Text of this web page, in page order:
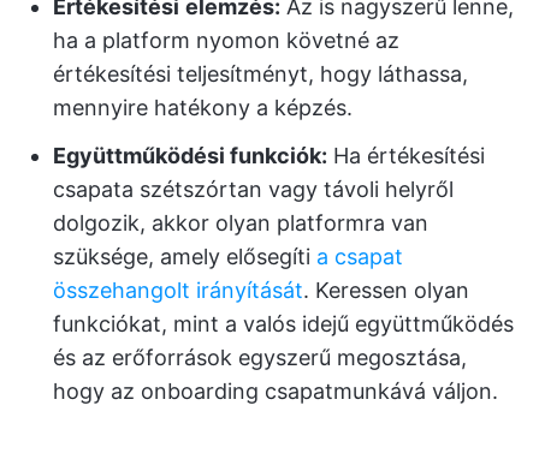
Értékesítési elemzés: Az is nagyszerű lenne,
ha a platform nyomon követné az
értékesítési teljesítményt, hogy láthassa,
mennyire hatékony a képzés.
Együttműködési funkciók: Ha értékesítési
csapata szétszórtan vagy távoli helyről
dolgozik, akkor olyan platformra van
szüksége, amely elősegíti a csapat
összehangolt irányítását. Keressen olyan
funkciókat, mint a valós idejű együttműködés
és az erőforrások egyszerű megosztása,
hogy az onboarding csapatmunkává váljon.